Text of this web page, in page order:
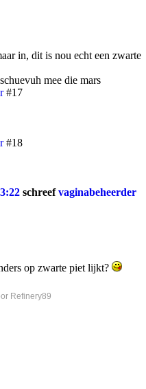
in, dit is nou echt een zwarte
mee die mars
#17
#18
schreefvaginabeheerder
op zwarte piet lijkt?
Refinery89